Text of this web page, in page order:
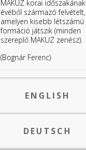
MAKUZ korai időszakának
évéből származó felvételt,
amelyen kisebb létszámú
formáció játszik (minden
szereplő MAKUZ zenész).
(Bognár Ferenc)
ENGLISH
DEUTSCH